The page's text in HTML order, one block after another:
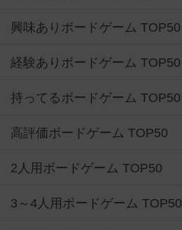
興味ありボードゲーム TOP50
経験ありボードゲーム TOP50
持ってるボードゲーム TOP50
高評価ボードゲーム TOP50
2人用ボードゲーム TOP50
3～4人用ボードゲーム TOP50